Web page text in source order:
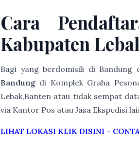
Cara
Kabupaten
Bagi yang berdomisili di Bandung
Bandung di Komplek Graha
Lebak,Banten atau tidak sempat
via Kantor Pos atau Jasa Ekspedisi
LIHAT LOKASI KLIK DISINI –